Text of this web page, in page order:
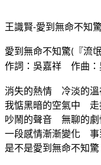
王識賢-愛到無命不知
愛到無命不知驚( 『流
作詞：吳嘉祥 作曲
消失的熱情 冷淡的溫
我惦黑暗的空氣中 走
吵鬧的聲音 無聊的劇
一段感情漸漸變化 事
是不是愛到無命不知